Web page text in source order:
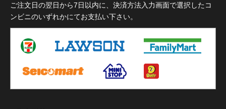
ご注文日の翌日から7日以内に、決済方法入力画面で選択したコ
ンビニのいずれかにてお支払い下さい。